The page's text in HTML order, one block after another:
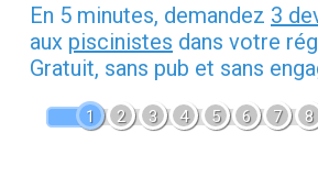
En 5 minutes, demandez 3
aux piscinistes dans votre
Gratuit, sans pub et sans
1 2 3 4 5 6 7 8